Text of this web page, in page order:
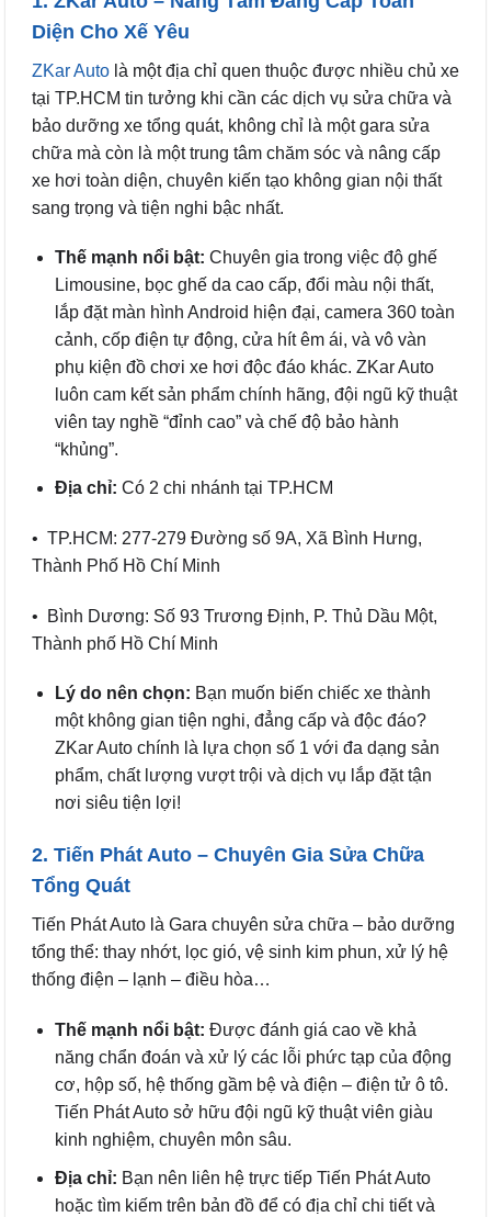
Diện Cho Xế Yêu
ZKar Auto là một địa chỉ quen thuộc được nhiều chủ xe
tại TP.HCM tin tưởng khi cần các dịch vụ sửa chữa và
bảo dưỡng xe tổng quát, không chỉ là một gara sửa
chữa mà còn là một trung tâm chăm sóc và nâng cấp
xe hơi toàn diện, chuyên kiến tạo không gian nội thất
sang trọng và tiện nghi bậc nhất.
Thế mạnh nổi bật: Chuyên gia trong việc độ ghế
Limousine, bọc ghế da cao cấp, đổi màu nội thất,
lắp đặt màn hình Android hiện đại, camera 360 toàn
cảnh, cốp điện tự động, cửa hít êm ái, và vô vàn
phụ kiện đồ chơi xe hơi độc đáo khác. ZKar Auto
luôn cam kết sản phẩm chính hãng, đội ngũ kỹ thuật
viên tay nghề “đỉnh cao” và chế độ bảo hành
“khủng”.
Địa chỉ: Có 2 chi nhánh tại TP.HCM
• TP.HCM: 277-279 Đường số 9A, Xã Bình Hưng,
Thành Phố Hồ Chí Minh
• Bình Dương: Số 93 Trương Định, P. Thủ Dầu Một,
Thành phố Hồ Chí Minh
Lý do nên chọn: Bạn muốn biến chiếc xe thành
một không gian tiện nghi, đẳng cấp và độc đáo?
ZKar Auto chính là lựa chọn số 1 với đa dạng sản
phẩm, chất lượng vượt trội và dịch vụ lắp đặt tận
nơi siêu tiện lợi!
2. Tiến Phát Auto – Chuyên Gia Sửa Chữa
Tổng Quát
Tiến Phát Auto là Gara chuyên sửa chữa – bảo dưỡng
tổng thể: thay nhớt, lọc gió, vệ sinh kim phun, xử lý hệ
thống điện – lạnh – điều hòa…
Thế mạnh nổi bật: Được đánh giá cao về khả
năng chẩn đoán và xử lý các lỗi phức tạp của động
cơ, hộp số, hệ thống gầm bệ và điện – điện tử ô tô.
Tiến Phát Auto sở hữu đội ngũ kỹ thuật viên giàu
kinh nghiệm, chuyên môn sâu.
Địa chỉ: Bạn nên liên hệ trực tiếp Tiến Phát Auto
hoặc tìm kiếm trên bản đồ để có địa chỉ chi tiết và